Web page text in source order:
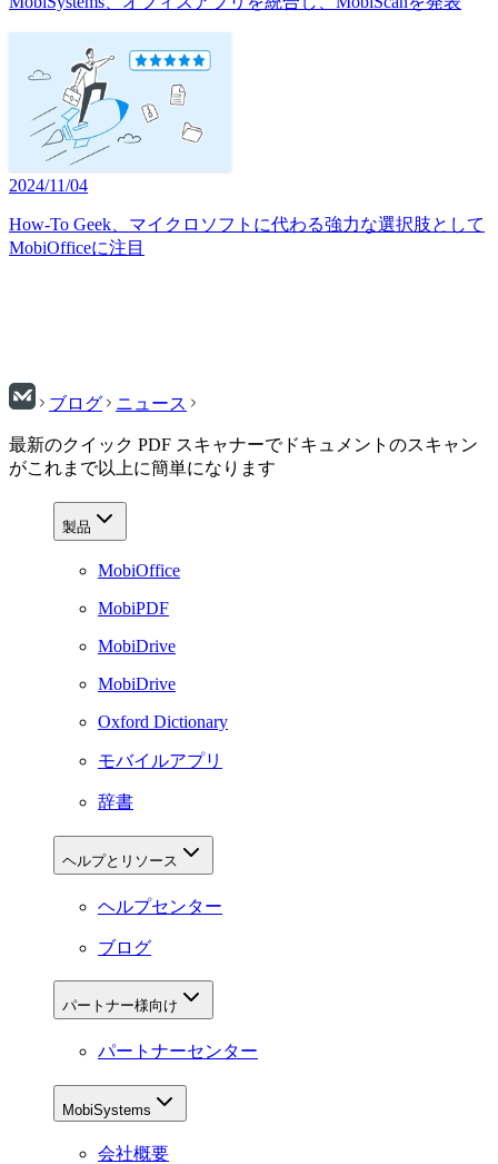
2024/11/04
How-To Geek、マイクロソフトに代わる強力な選択肢として
MobiOfficeに注目
ブログ ニュース
最新のクイック PDF スキャナーでドキュメントのスキャン
がこれまで以上に簡単になります
製品
MobiOffice
MobiPDF
MobiDrive
MobiDrive
Oxford Dictionary
モバイルアプリ
辞書
ヘルプとリソース
ヘルプセンター
ブログ
パートナー様向け
パートナーセンター
MobiSystems
会社概要